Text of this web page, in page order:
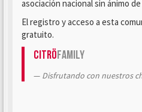
asociación nacional sin ánimo
El registro y acceso a esta
gratuito.
CitröFamily
Disfrutando con nuestros